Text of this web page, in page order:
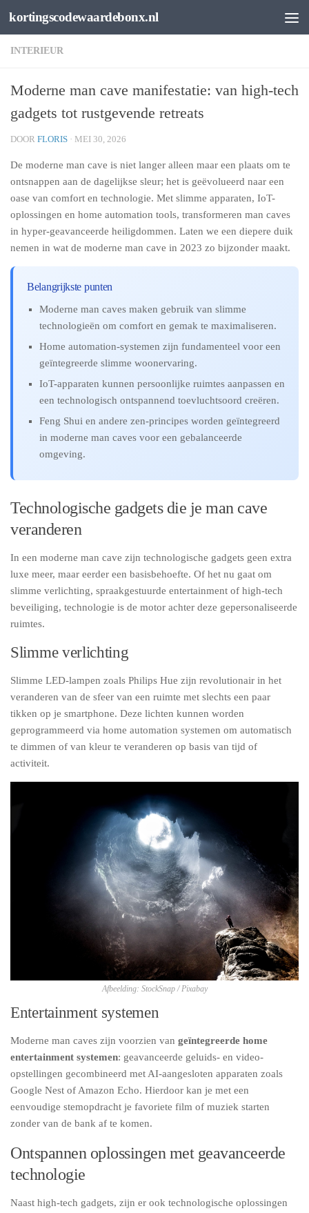
Spring naar de inhoud
kortingscodewaardebonx.nl
INTERIEUR
Moderne man cave manifestatie: van high-tech
gadgets tot rustgevende retreats
DOOR FLORIS · MEI 30, 2026
De moderne man cave is niet langer alleen maar een plaats om te
ontsnappen aan de dagelijkse sleur; het is geëvolueerd naar een
oase van comfort en technologie. Met slimme apparaten, IoT-
oplossingen en home automation tools, transformeren man caves
in hyper-geavanceerde heiligdommen. Laten we een diepere duik
nemen in wat de moderne man cave in 2023 zo bijzonder maakt.
Belangrijkste punten
Moderne man caves maken gebruik van slimme
technologieën om comfort en gemak te maximaliseren.
Home automation-systemen zijn fundamenteel voor een
geïntegreerde slimme woonervaring.
IoT-apparaten kunnen persoonlijke ruimtes aanpassen en
een technologisch ontspannend toevluchtsoord creëren.
Feng Shui en andere zen-principes worden geïntegreerd
in moderne man caves voor een gebalanceerde
omgeving.
Technologische gadgets die je man cave
veranderen
In een moderne man cave zijn technologische gadgets geen extra
luxe meer, maar eerder een basisbehoefte. Of het nu gaat om
slimme verlichting, spraakgestuurde entertainment of high-tech
beveiliging, technologie is de motor achter deze gepersonaliseerde
ruimtes.
Slimme verlichting
Slimme LED-lampen zoals Philips Hue zijn revolutionair in het
veranderen van de sfeer van een ruimte met slechts een paar
tikken op je smartphone. Deze lichten kunnen worden
geprogrammeerd via home automation systemen om automatisch
te dimmen of van kleur te veranderen op basis van tijd of
activiteit.
Afbeelding: StockSnap / Pixabay
Entertainment systemen
Moderne man caves zijn voorzien van geïntegreerde home
entertainment systemen: geavanceerde geluids- en video-
opstellingen gecombineerd met AI-aangesloten apparaten zoals
Google Nest of Amazon Echo. Hierdoor kan je met een
eenvoudige stemopdracht je favoriete film of muziek starten
zonder van de bank af te komen.
Ontspannen oplossingen met geavanceerde
technologie
Naast high-tech gadgets, zijn er ook technologische oplossingen